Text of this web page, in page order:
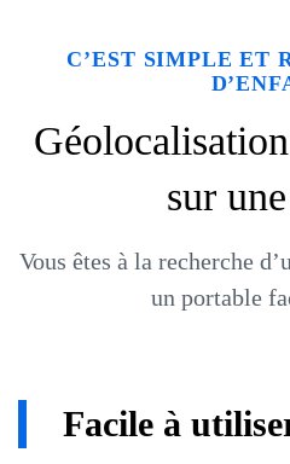
C’EST SIMPLE ET
sur
Vous êtes à la recherche
un portable
Facile à